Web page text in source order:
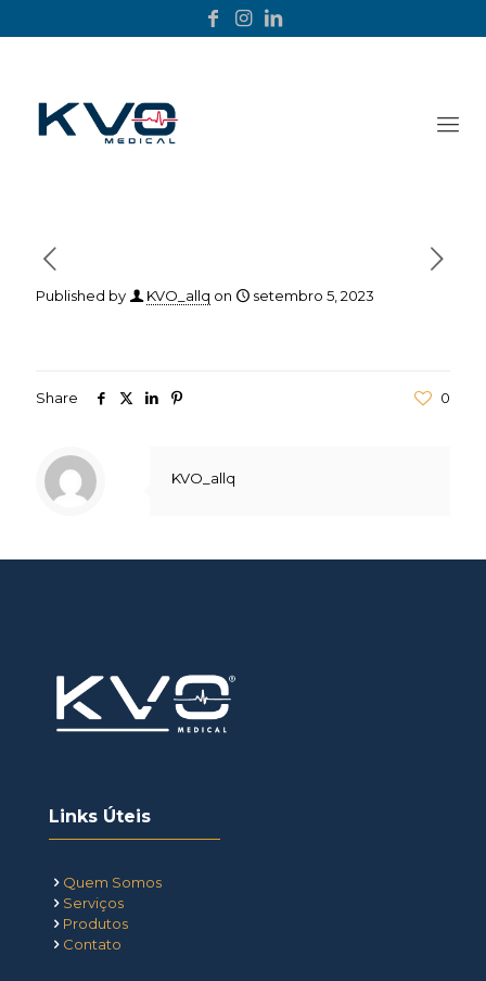
Published by KVO_allq on setembro 5, 2023
Share 0
KVO_allq
Links Úteis
Quem Somos
Serviços
Produtos
Contato